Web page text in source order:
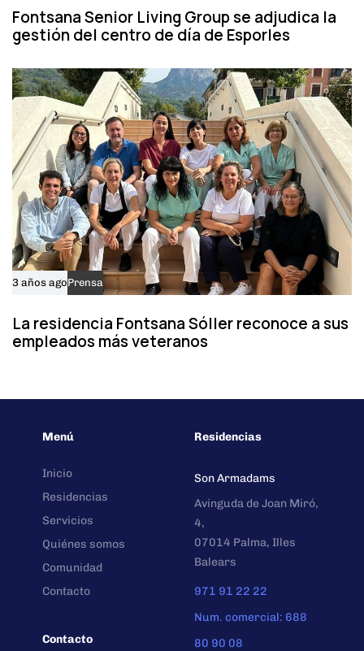
Fontsana Senior Living Group se adjudica la
gestión del centro de día de Esporles
3 años agoPrensa
La residencia Fontsana Sóller reconoce a sus
empleados más veteranos
Menú
Inicio
Residencias
Servicios
Quiénes somos
Comunidad
Contacto
Contacto
Residencias
Son Armadams
Avinguda de Joan Miró,
4,
07014 Palma, Illes
Balears
971 91 22 22
Num. comercial: 688
80 90 08